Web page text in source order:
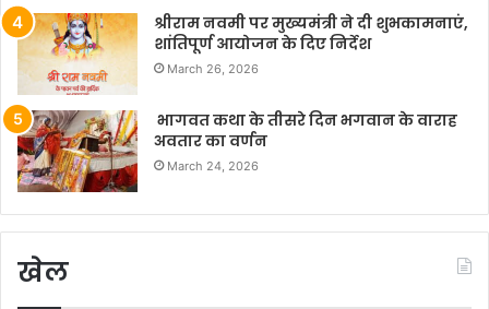
श्रीराम नवमी पर मुख्यमंत्री ने दी शुभकामनाएं,
शांतिपूर्ण आयोजन के दिए निर्देश
March 26, 2026
भागवत कथा के तीसरे दिन भगवान के वाराह
अवतार का वर्णन
March 24, 2026
खेल